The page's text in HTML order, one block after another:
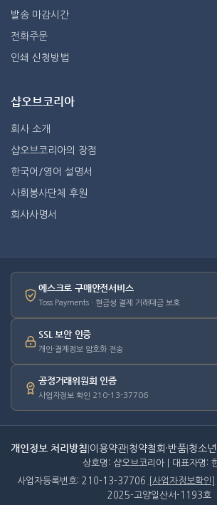
발송 마감시간
전화주문
인쇄 신청방법
샵오브코리아
회사 소개
샵오브코리아의 장점
한국어/영어 설명서
사회봉사단체 후원
회사사명서
에스크로 구매안전서비스
Toss Payments · 현금성 결제 거래대금 보호
SSL 보안 인증
개인·결제정보 암호화 전송
공정거래위원회 인증
사업자정보 확인 210-13-37706
개인정보 처리방침 이용약관 청약철회·반품 청소
상호명: 샵오브코리아 | 대표자명:
사업자등록번호: 210-13-37706
[사업자정보확인]
2025-고양일산서-1193호